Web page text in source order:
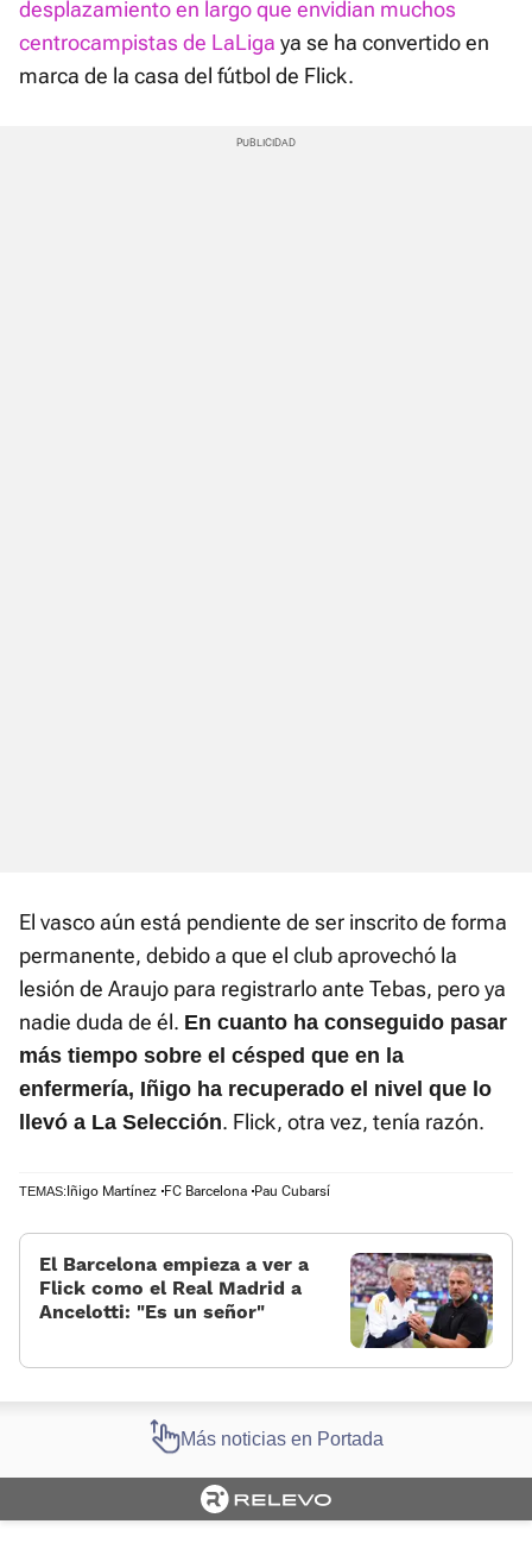
desplazamiento en largo que envidian muchos
centrocampistas de LaLiga ya se ha convertido en
marca de la casa del fútbol de Flick.
El vasco aún está pendiente de ser inscrito de forma
permanente, debido a que el club aprovechó la
lesión de Araujo para registrarlo ante Tebas, pero ya
nadie duda de él. En cuanto ha conseguido pasar
más tiempo sobre el césped que en la
enfermería, Iñigo ha recuperado el nivel que lo
llevó a La Selección. Flick, otra vez, tenía razón.
TEMAS: Iñigo Martínez FC Barcelona Pau Cubarsí
El Barcelona empieza a ver a
Flick como el Real Madrid a
Ancelotti: «Es un señor»
Más noticias en Portada